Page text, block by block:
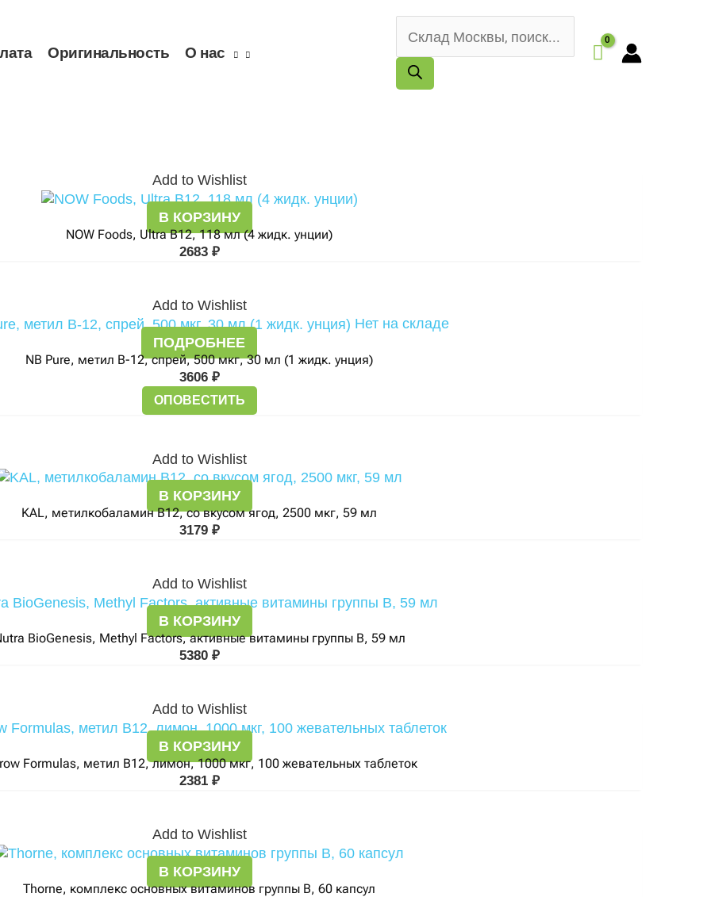
Оригинальность О нас
Поиск
товаров
Add to Wishlist
В КОРЗИНУ
NOW Foods, Ultra B12, 118 мл (4 жидк. унции)
2683 ₽
Add to Wishlist
Нет на складе
ПОДРОБНЕЕ
NB Pure, метил B-12, спрей, 500 мкг, 30 мл (1 жидк. унция)
3606 ₽
ОПОВЕСТИТЬ
Add to Wishlist
В КОРЗИНУ
KAL, метилкобаламин B12, со вкусом ягод, 2500 мкг, 59 мл
3179 ₽
Add to Wishlist
В КОРЗИНУ
BioGenesis, Methyl Factors, активные витамины группы В, 59 мл
5380 ₽
Add to Wishlist
В КОРЗИНУ
Formulas, метил B12, лимон, 1000 мкг, 100 жевательных таблеток
2381 ₽
Add to Wishlist
В КОРЗИНУ
Thorne, комплекс основных витаминов группы B, 60 капсул